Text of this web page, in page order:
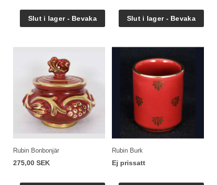
Rubin Bonbonjär
275,00 SEK
Rubin Burk
Ej prissatt